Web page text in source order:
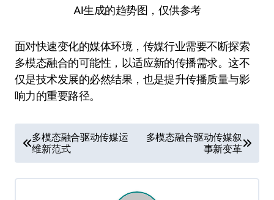
AI生成的趋势图，仅供参考
面对快速变化的媒体环境，传媒行业需要不断探索
多模态融合的可能性，以适应新的传播需求。这不
仅是技术发展的必然结果，也是提升传播质量与影
响力的重要路径。
章
导
多模态融合驱动传媒运
维新范式
多模态融合驱动传媒叙
事新变革